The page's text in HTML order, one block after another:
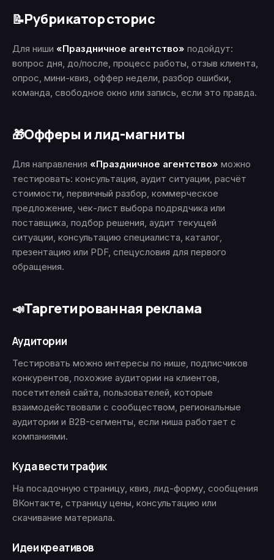
📝Рубрикатор сторис
Для ниши «Праздничное агентство» подойдут:
вопрос дня, до/после, процесс работы, отзыв клиента,
опрос, мини-квиз, оффер недели, разбор ошибки,
команда, свободное окно или запись, если это правда.
🎁Офферы и лид-магниты
Для направления «Праздничное агентство» можно
тестировать: консультация, аудит ситуации, расчёт
стоимости, первичный разбор, коммерческое
предложение, чек-лист выбора подрядчика или
поставщика, подбор решения, аудит текущей
ситуации, консультацию специалиста, каталог,
презентацию или PDF, спецусловия для первого
обращения.
📣Таргетированная реклама
Аудитории
Тестировать можно интересы по нише, подписчиков
конкурентов, похожие аудитории на клиентов,
посетителей сайта, пользователей, которые
взаимодействовали с сообществом, региональные
аудитории и B2B-сегменты, если ниша работает с
компаниями.
Куда вести трафик
На посадочную страницу, квиз, лид-форму, сообщения
ВКонтакте, страницу цены, консультацию или
скачивание материала.
Идеи креативов